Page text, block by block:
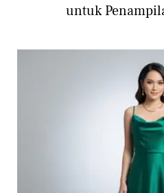
untuk